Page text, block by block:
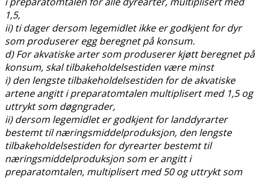
1,5,
ii) ti dager dersom legemidlet ikke er godkjent for dyr
som produserer egg beregnet på konsum.
d) For akvatiske arter som produserer kjøtt beregnet på
konsum, skal tilbakeholdelsestiden være minst
i) den lengste tilbakeholdelsestiden for de akvatiske
artene angitt i preparatomtalen multiplisert med 1,5 og
uttrykt som døgngrader,
ii) dersom legemidlet er godkjent for landdyrarter
bestemt til næringsmiddelproduksjon, den lengste
tilbakeholdelsestiden for dyrearter bestemt til
næringsmiddelproduksjon som er angitt i
preparatomtalen, multiplisert med 50 og uttrykt som